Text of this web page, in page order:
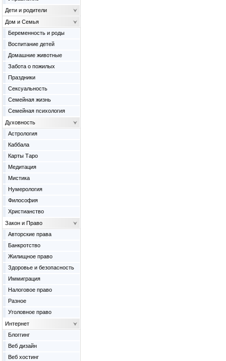
Дети и родители
Дом и Семья
Беременность и роды
Воспитание детей
Домашние животные
Забота о пожилых
Праздники
Сексуальность
Семейная жизнь
Семейная психология
Духовность
Астрология
Каббала
Карты Таро
Медитация
Мистика
Нумерология
Философия
Христианство
Закон и Право
Авторские права
Банкротство
Жилищное право
Здоровье и безопасность
Иммиграция
Налоговое право
Разное
Уголовное право
Интернет
Блоггинг
Веб дизайн
Веб хостинг